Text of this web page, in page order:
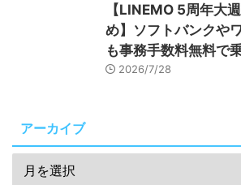
【LINEMO 5周年大
め】ソフトバンクや
も事務手数料無料で
2026/7/28
アーカイブ